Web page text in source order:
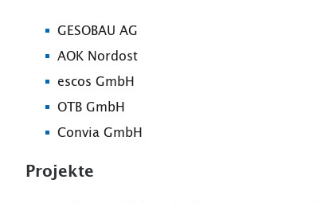
GESOBAU AG
AOK Nordost
escos GmbH
OTB GmbH
Convia GmbH
Projekte